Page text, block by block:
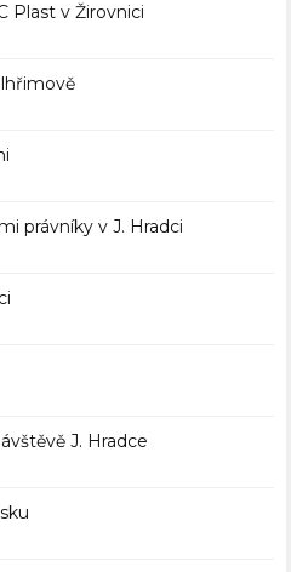
Plast v Žirovnici
právníky v J. Hradci
J. Hradce